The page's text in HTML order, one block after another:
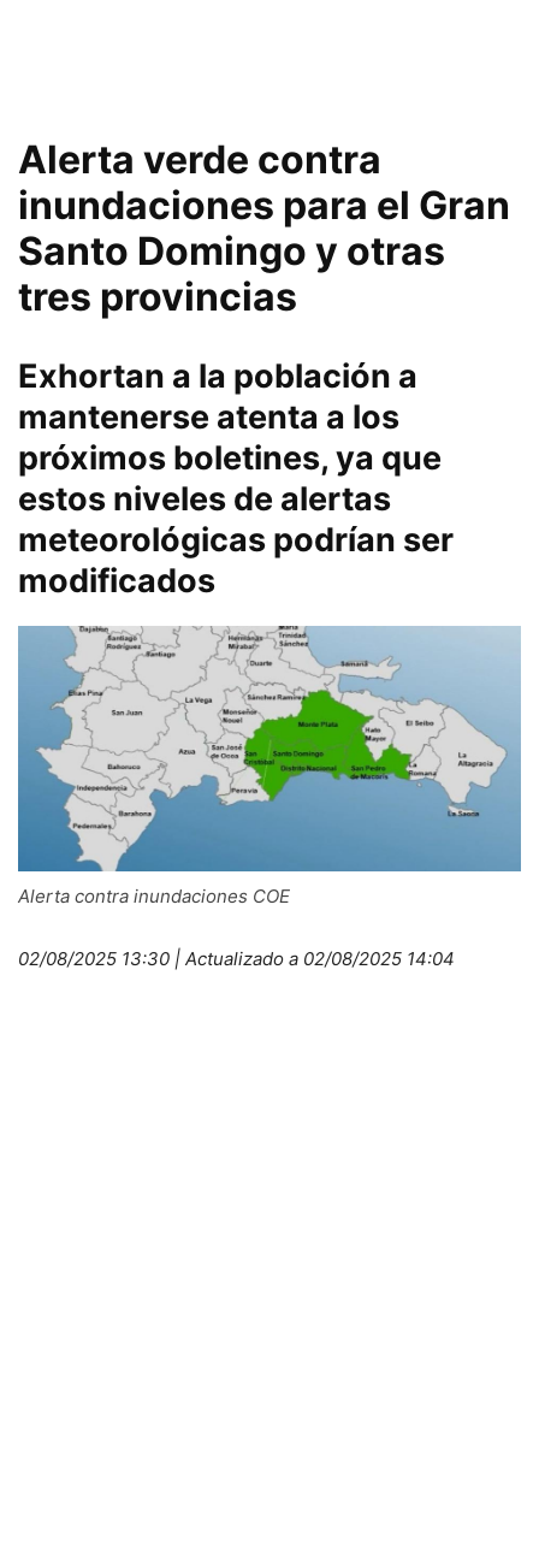
Alerta verde contra
inundaciones para el Gran
Santo Domingo y otras
tres provincias
Exhortan a la población a
mantenerse atenta a los
próximos boletines, ya que
estos niveles de alertas
meteorológicas podrían ser
modificados
Alerta contra inundaciones COE
02/08/2025 13:30 | Actualizado a 02/08/2025 14:04